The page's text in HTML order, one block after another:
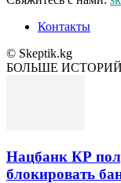
Контакты
© Skeptik.kg
БОЛЬШЕ ИСТОРИЙ
Нацбанк КР
блокировать